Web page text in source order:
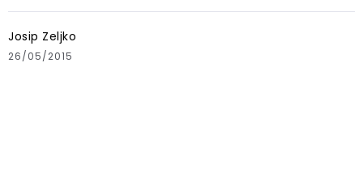
Josip Zeljko
26/05/2015